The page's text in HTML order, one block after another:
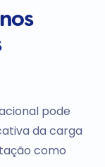
pode
da carga
como